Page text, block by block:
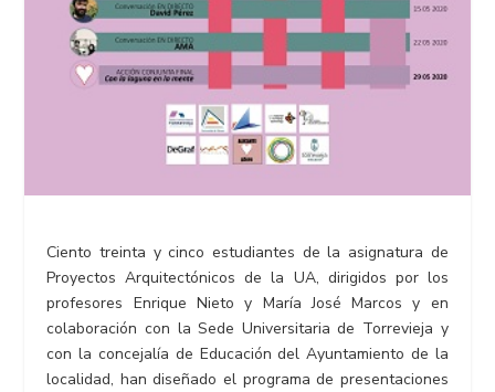
Ciento treinta y cinco estudiantes de la asignatura de
Proyectos Arquitectónicos de la UA, dirigidos por los
profesores Enrique Nieto y María José Marcos y en
colaboración con la Sede Universitaria de Torrevieja y
con la concejalía de Educación del Ayuntamiento de la
localidad, han diseñado el programa de presentaciones